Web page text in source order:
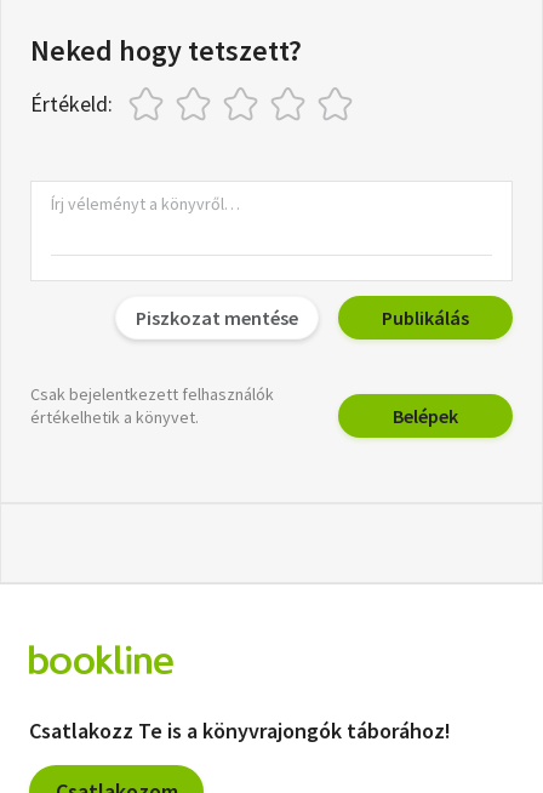
Neked hogy tetszett?
Értékeld:
Piszkozat mentése Publikálás
Csak bejelentkezett felhasználók
értékelhetik a könyvet.
Belépek
Csatlakozz Te is a könyvrajongók táborához!